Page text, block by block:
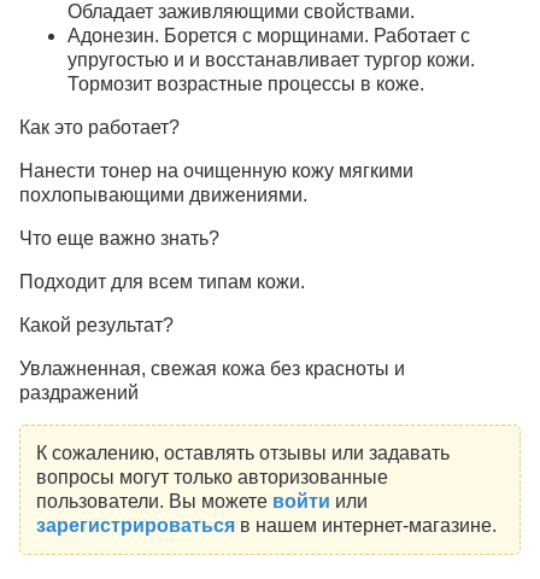
Обладает заживляющими свойствами.
Адонезин. Борется с морщинами. Работает с
упругостью и и восстанавливает тургор кожи.
Тормозит возрастные процессы в коже.
Как это работает?
Нанести тонер на очищенную кожу мягкими
похлопывающими движениями.
Что еще важно знать?
Подходит для всем типам кожи.
Какой результат?
Увлажненная, свежая кожа без красноты и
раздражений
К сожалению, оставлять отзывы или задавать
вопросы могут только авторизованные
пользователи. Вы можете войти или
зарегистрироватьсяв нашем интернет-магазине.